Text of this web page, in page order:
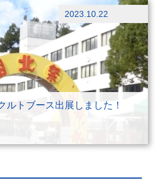
2023.10.22
ルトブース出展しました！